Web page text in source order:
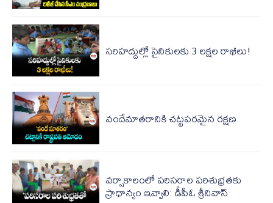
స‌రిహ‌ద్దుల్లో సైనికులకు 3 లక్షల రాఖీలు!
వందేమాతరానికి చట్టపరమైన రక్షణ
వర్షాకాలంలో పరిసరాల పరిశుభ్రతకు
ప్రాధాన్యం ఇవ్వాలి: డీపీఓ శ్రీనివాస్